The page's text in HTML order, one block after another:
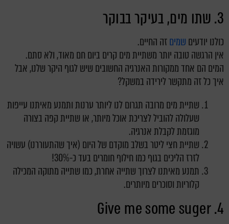
3. שתו מים, בעיקר בבוקר
כולנו יודעים שמיםזה החיים.
אין הרגשה טובה יותר משתיית מים קרים ביום חם מאוד, ולא סתם.
המים הם אחד ממקורות האנרגיה החשובים שיש לגוף היקר שלנו,אבל
איך כל זה מתקשר לירידה במשקל?
שתיית מים מרובה תגרום לנו ליותר ערנות ותמנע מאיתנו עייפות
שעלולה להוביל לצריכת אוכל מיותר, או שתיית קפה בצורה
מוגזמת לקבלת אנרגיה.
שתיית חצי ליטר בשלב מוקדם של היום (איך שהתעוררנו) עשויה
לזרז הליכים בגוף כמו חילוף חומרים בעד כ-30%!
תמנע מאיתנו לצרוך שתייה אחרת, כמו שתייה מתוקה המכילה
קלוריות וסוכרים מיותרים.
4. Give me some suger